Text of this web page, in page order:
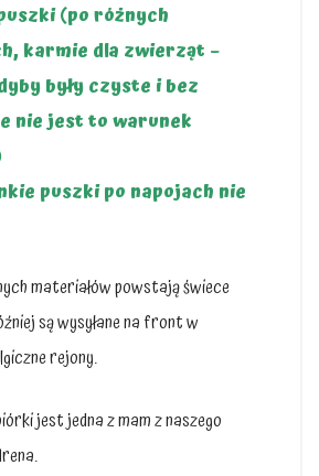
(po różnych
karmie dla zwierząt –
były czyste i bez
nie jest to warunek
puszki po napojach nie
materiałów powstają świece
są wysyłane na front w
rejony.
jest jedna z mam z naszego